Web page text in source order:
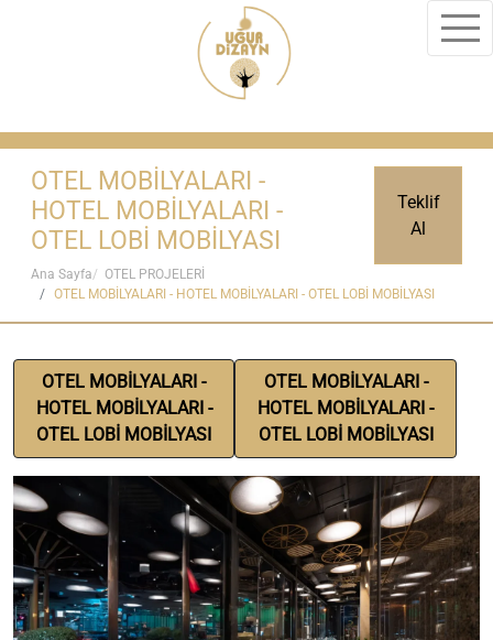
OTEL MOBİLYALARI -
HOTEL MOBİLYALARI -
OTEL LOBİ MOBİLYASI
Teklif
Al
Ana Sayfa
OTEL PROJELERİ
OTEL MOBİLYALARI - HOTEL MOBİLYALARI - OTEL LOBİ MOBİLYASI
OTEL MOBİLYALARI -
HOTEL MOBİLYALARI -
OTEL LOBİ MOBİLYASI
OTEL MOBİLYALARI -
HOTEL MOBİLYALARI -
OTEL LOBİ MOBİLYASI